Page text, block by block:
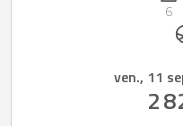
6
ven., 11
2